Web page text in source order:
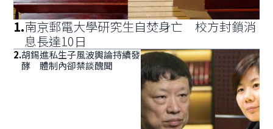
1.南京郵電大學研究生自焚身亡 校方封鎖消
息長達10日
2.胡錫進私生子風波輿論持續發
酵 體制內卻禁談醜聞